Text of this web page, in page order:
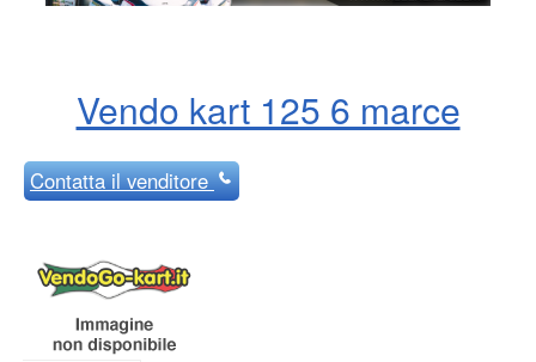
Vendo kart 125 6 marce
Contattail venditore